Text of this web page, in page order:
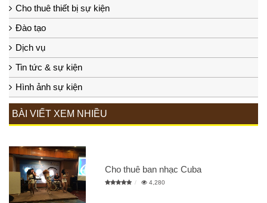
Cho thuê thiết bị sự kiện
Đào tạo
Dịch vụ
Tin tức & sự kiện
Hình ảnh sự kiện
BÀI VIẾT XEM NHIỀU
Cho thuê ban nhạc Cuba
4,280